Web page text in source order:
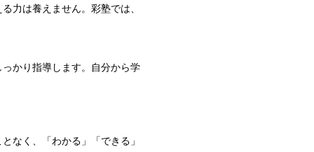
力は養えません。彩塾では、
かり指導します。自分から学
なく、「わかる」「できる」